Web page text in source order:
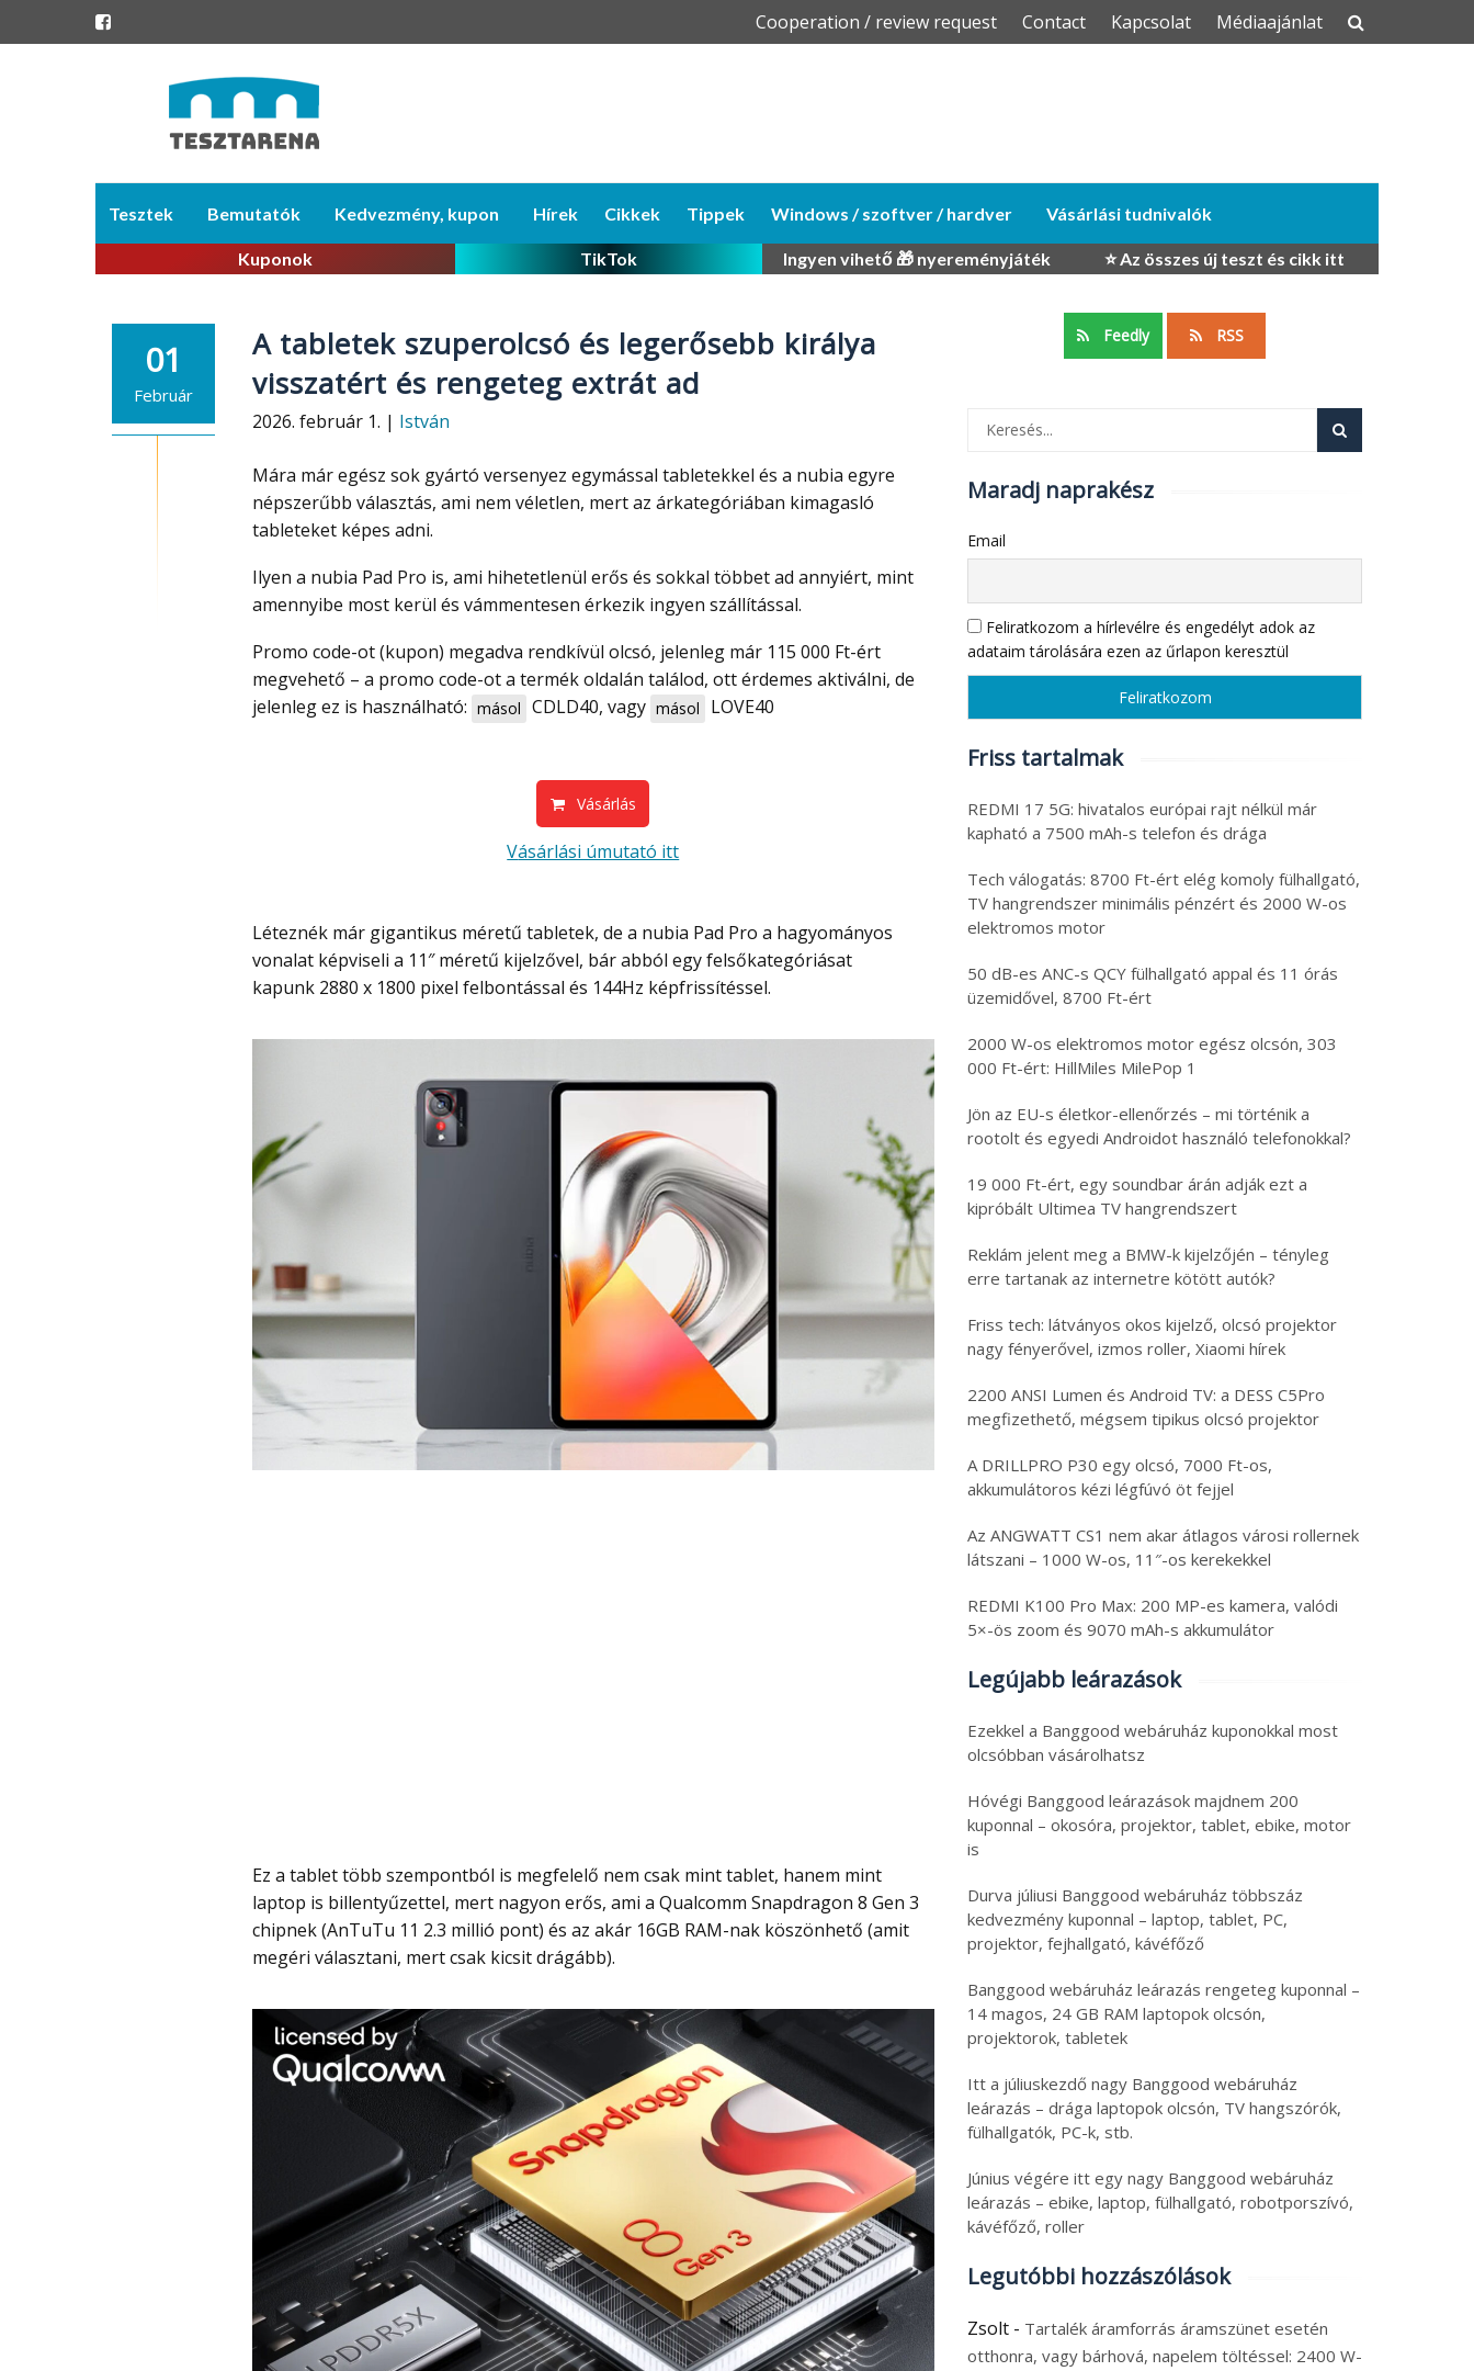
Skip
Cooperation / review request Contact Kapcsolat Médiaajánlat
content
Tesztek Bemutatók Kedvezmény, kupon Hírek Cikkek Tippek Windows / szoftver / hardver Vásárlási tudnivalók
Kuponok TikTok Ingyen vihető 🎁 nyereményjáték ⭐ Az összes új teszt és cikk itt
01
Február
A tabletek szuperolcsó és legerősebb királya
visszatért és rengeteg extrát ad
2026. február 1. | István
Mára már egész sok gyártó versenyez egymással tabletekkel és a nubia egyre
népszerűbb választás, ami nem véletlen, mert az árkategóriában kimagasló
tableteket képes adni.
Ilyen a nubia Pad Pro is, ami hihetetlenül erős és sokkal többet ad annyiért, mint
amennyibe most kerül és vámmentesen érkezik ingyen szállítással.
Promo code-ot (kupon) megadva rendkívül olcsó, jelenleg már 115 000 Ft-ért
megvehető – a promo code-ot a termék oldalán találod, ott érdemes aktiválni, de
jelenleg ez is használható: másol CDLD40, vagy másol LOVE40
Vásárlás
Vásárlási úmutató itt
Léteznék már gigantikus méretű tabletek, de a nubia Pad Pro a hagyományos
vonalat képviseli a 11″ méretű kijelzővel, bár abból egy felsőkategóriásat
kapunk 2880 x 1800 pixel felbontással és 144Hz képfrissítéssel.
Ez a tablet több szempontból is megfelelő nem csak mint tablet, hanem mint
laptop is billentyűzettel, mert nagyon erős, ami a Qualcomm Snapdragon 8 Gen 3
chipnek (AnTuTu 11 2.3 millió pont) és az akár 16GB RAM-nak köszönhető (amit
megéri választani, mert csak kicsit drágább).
Feedly RSS
Maradj naprakész
Email
Feliratkozom a hírlevélre és engedélyt adok az
adataim tárolására ezen az űrlapon keresztül
Friss tartalmak
REDMI 17 5G: hivatalos európai rajt nélkül már
kapható a 7500 mAh-s telefon és drága
Tech válogatás: 8700 Ft-ért elég komoly fülhallgató,
TV hangrendszer minimális pénzért és 2000 W-os
elektromos motor
50 dB-es ANC-s QCY fülhallgató appal és 11 órás
üzemidővel, 8700 Ft-ért
2000 W-os elektromos motor egész olcsón, 303
000 Ft-ért: HillMiles MilePop 1
Jön az EU-s életkor-ellenőrzés – mi történik a
rootolt és egyedi Androidot használó telefonokkal?
19 000 Ft-ért, egy soundbar árán adják ezt a
kipróbált Ultimea TV hangrendszert
Reklám jelent meg a BMW-k kijelzőjén – tényleg
erre tartanak az internetre kötött autók?
Friss tech: látványos okos kijelző, olcsó projektor
nagy fényerővel, izmos roller, Xiaomi hírek
2200 ANSI Lumen és Android TV: a DESS C5Pro
megfizethető, mégsem tipikus olcsó projektor
A DRILLPRO P30 egy olcsó, 7000 Ft-os,
akkumulátoros kézi légfúvó öt fejjel
Az ANGWATT CS1 nem akar átlagos városi rollernek
látszani – 1000 W-os, 11″-os kerekekkel
REDMI K100 Pro Max: 200 MP-es kamera, valódi
5×-ös zoom és 9070 mAh-s akkumulátor
Legújabb leárazások
Ezekkel a Banggood webáruház kuponokkal most
olcsóbban vásárolhatsz
Hóvégi Banggood leárazások majdnem 200
kuponnal – okosóra, projektor, tablet, ebike, motor
is
Durva júliusi Banggood webáruház többszáz
kedvezmény kuponnal – laptop, tablet, PC,
projektor, fejhallgató, kávéfőző
Banggood webáruház leárazás rengeteg kuponnal –
14 magos, 24 GB RAM laptopok olcsón,
projektorok, tabletek
Itt a júliuskezdő nagy Banggood webáruház
leárazás – drága laptopok olcsón, TV hangszórók,
fülhallgatók, PC-k, stb.
Június végére itt egy nagy Banggood webáruház
leárazás – ebike, laptop, fülhallgató, robotporszívó,
kávéfőző, roller
Legutóbbi hozzászólások
Zsolt - Tartalék áramforrás áramszünet esetén
otthonra, vagy bárhová, napelem töltéssel: 2400 W-